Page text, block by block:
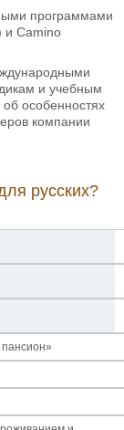
программами
и Camino
и учебным
особенностях
компании
русских?